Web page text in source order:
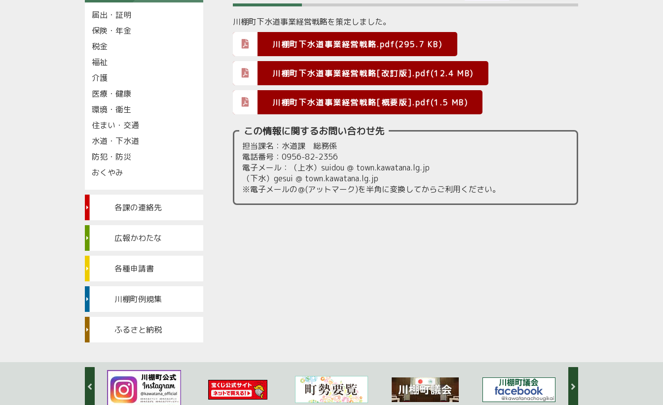
川棚町下水道事業経営戦略を策定しました。
川棚町下水道事業経営戦略.pdf(295.7 KB)
川棚町下水道事業経営戦略[改訂版].pdf(12.4 MB)
川棚町下水道事業経営戦略[概要版].pdf(1.5 MB)
この情報に関するお問い合わせ先
担当課名：水道課 総務係
電話番号：0956-82-2356
電子メール：（上水）suidou ＠ town.kawatana.lg.jp
（下水）gesui ＠ town.kawatana.lg.jp
※電子メールの＠(アットマーク)を半角に変換してからご利用ください。
届出・証明
保険・年金
税金
福祉
介護
医療・健康
環境・衛生
住まい・交通
水道・下水道
防犯・防災
おくやみ
各課の連絡先
広報かわたな
各種申請書
川棚町例規集
ふるさと納税